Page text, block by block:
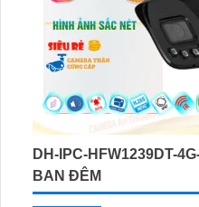
DH-IPC-HFW1239DT-
BAN ĐÊM